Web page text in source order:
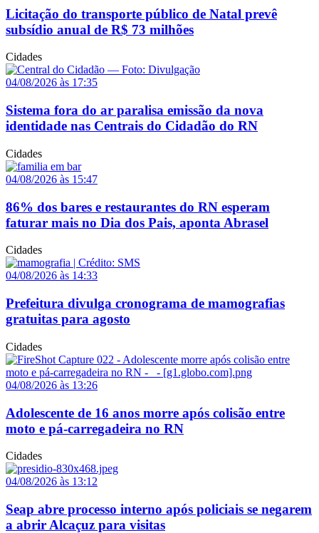
Licitação do transporte público de Natal prevê
subsídio anual de R$ 73 milhões
Cidades
04/08/2026 às 17:35
Sistema fora do ar paralisa emissão da nova
identidade nas Centrais do Cidadão do RN
Cidades
04/08/2026 às 15:47
86% dos bares e restaurantes do RN esperam
faturar mais no Dia dos Pais, aponta Abrasel
Cidades
04/08/2026 às 14:33
Prefeitura divulga cronograma de mamografias
gratuitas para agosto
Cidades
04/08/2026 às 13:26
Adolescente de 16 anos morre após colisão entre
moto e pá-carregadeira no RN
Cidades
04/08/2026 às 13:12
Seap abre processo interno após policiais se negarem
a abrir Alcaçuz para visitas